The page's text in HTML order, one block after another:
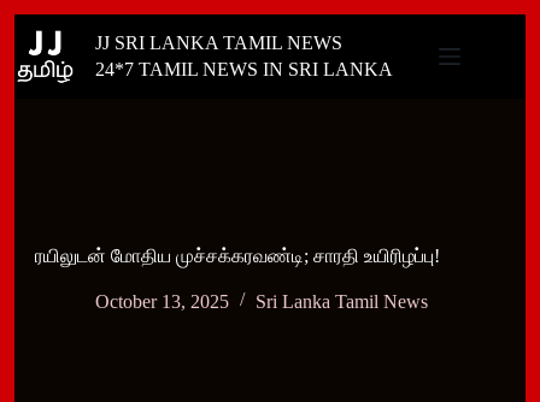
content
JJ SRI LANKA TAMIL NEWS
24*7 TAMIL NEWS IN SRI LANKA
ரயிலுடன் மோதிய முச்சக்கரவண்டி; சாரதி உயிரிழப்பு!
October 13, 2025 Sri Lanka Tamil News